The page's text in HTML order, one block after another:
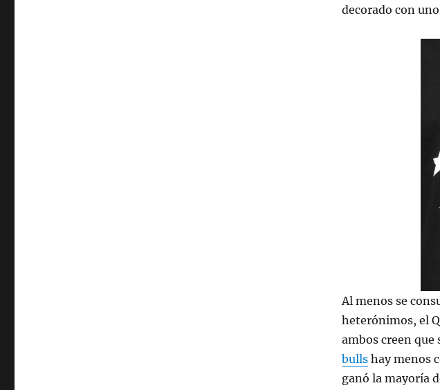
decorado con
Al menos se
heterónimos, el
ambos creen
bulls hay menos
ganó la mayoría